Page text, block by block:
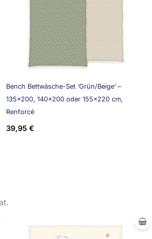
Bench Bettwäsche-Set ‘Grün/Beige’ –
135×200, 140×200 oder 155×220 cm,
Renforcé
39,95 €